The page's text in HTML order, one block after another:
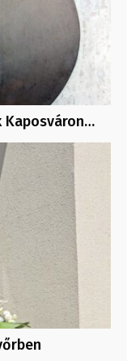
Kaposváron…